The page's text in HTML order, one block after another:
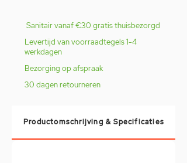
Sanitair vanaf €30 gratis thuisbezorgd
Levertijd van voorraadtegels 1-4
werkdagen
Bezorging op afspraak
30 dagen retourneren
Productomschrijving & Specificaties